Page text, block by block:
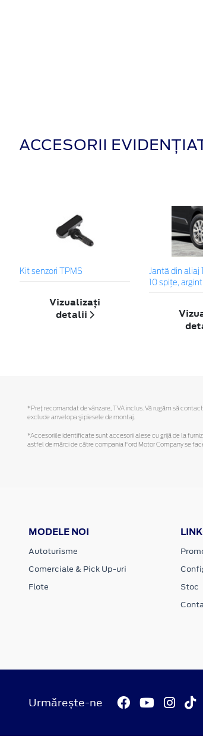
ACCESORII
Kit senzori TPMS
Vizualizați
detalii
Jantă din aliaj
10 spițe,
*Preţ recomandat de vânzare, TVA inclus. Vă rugăm să
exclude anvelopa şi piesele de montaj.
*Accesoriile identificate sunt accesorii alese cu grijă de la
astfel de mărci de către compania Ford Motor Company se
MODELE NOI
Autoturisme
Comerciale & Pick Up-uri
Flote
Stoc
Urmărește-ne